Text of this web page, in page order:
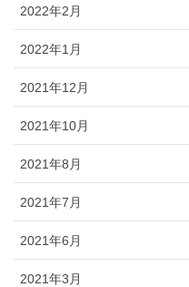
2022年2月
2022年1月
2021年12月
2021年10月
2021年8月
2021年7月
2021年6月
2021年3月